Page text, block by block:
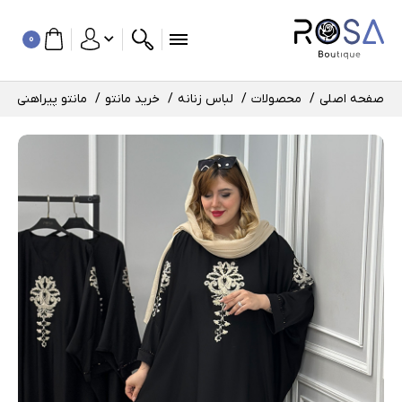
0
صفحه اصلی محصولات لباس زنانه خرید مانتو مانتو پیراهنی